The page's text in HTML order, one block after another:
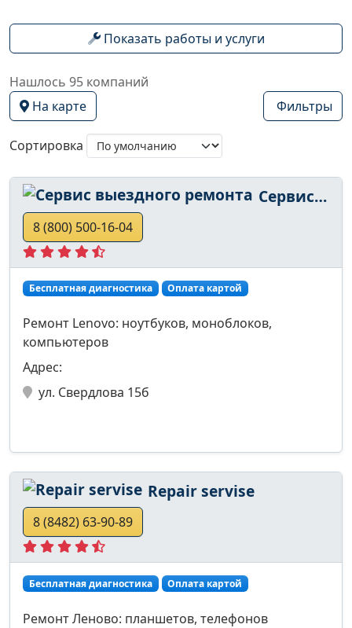
Показать работы и услуги
Нашлось 95 компаний
На карте
Фильтры
Сортировка
Сервис выездного ремонта
8 (800) 500-16-04
Бесплатная диагностика Оплата картой
Ремонт Lenovo: ноутбуков, моноблоков,
компьютеров
Адрес:
ул. Свердлова 15б
Repair servise
8 (8482) 63-90-89
Бесплатная диагностика Оплата картой
Ремонт Леново: планшетов, телефонов